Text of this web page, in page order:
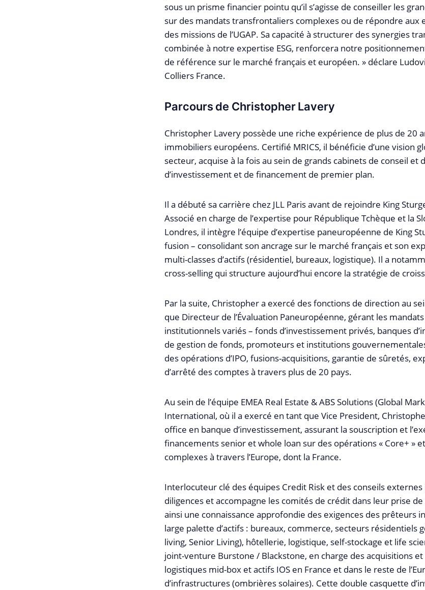
sous un prisme financier pointu qu’il s’agisse de conseiller les
sur des mandats transfrontaliers complexes ou de répondre aux
des missions de l’UGAP. Sa capacité à structurer des synergies
combinée à notre expertise ESG, renforcera notre
de référence sur le marché français et européen. » déclare
Colliers France.
Parcours de Christopher Lavery
Christopher Lavery possède une riche expérience de plus de 20
immobiliers européens. Certifié MRICS, il bénéficie d’une vision
secteur, acquise à la fois au sein de grands cabinets de conseil et
d’investissement et de financement de premier plan.
Il a débuté sa carrière chez JLL Paris avant de rejoindre King
Associé en charge de l’expertise pour République Tchèque et la
Londres, il intègre l’équipe d’expertise paneuropéenne de King
fusion – consolidant son ancrage sur le marché français et son
multi-classes d’actifs (résidentiel, bureaux, logistique). Il a
cross-selling qui structure aujourd’hui encore la stratégie de
Par la suite, Christopher a exercé des fonctions de direction au
que Directeur de l’Évaluation Paneuropéenne, gérant les
institutionnels variés – fonds d’investissement privés, banques
de gestion de fonds, promoteurs et institutions
des opérations d’IPO, fusions-acquisitions, garantie de sûretés,
d’arrêté des comptes à travers plus de 20 pays.
Au sein de l’équipe EMEA Real Estate & ABS Solutions (Global
International, où il a exercé en tant que Vice President,
office en banque d’investissement, assurant la souscription et
financements senior et whole loan sur des opérations « Core+ »
complexes à travers l’Europe, dont la France.
Interlocuteur clé des équipes Credit Risk et des conseils externes
diligences et accompagne les comités de crédit dans leur prise
ainsi une connaissance approfondie des exigences des prêteurs
large palette d’actifs : bureaux, commerce, secteurs résidentiels
living, Senior Living), hôtellerie, logistique, self-stockage et life
joint-venture Burstone / Blackstone, en charge des acquisitions
logistiques mid-box et actifs IOS en France et dans le reste de
d’infrastructures (ombrières solaires). Cette double casquette